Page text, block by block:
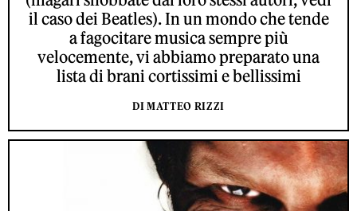
il caso dei Beatles). In un mondo che tende
a fagocitare musica sempre più
velocemente, vi abbiamo preparato una
lista di brani cortissimi e bellissimi
DI MATTEO RIZZI